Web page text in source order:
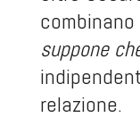
suppone
relazione.